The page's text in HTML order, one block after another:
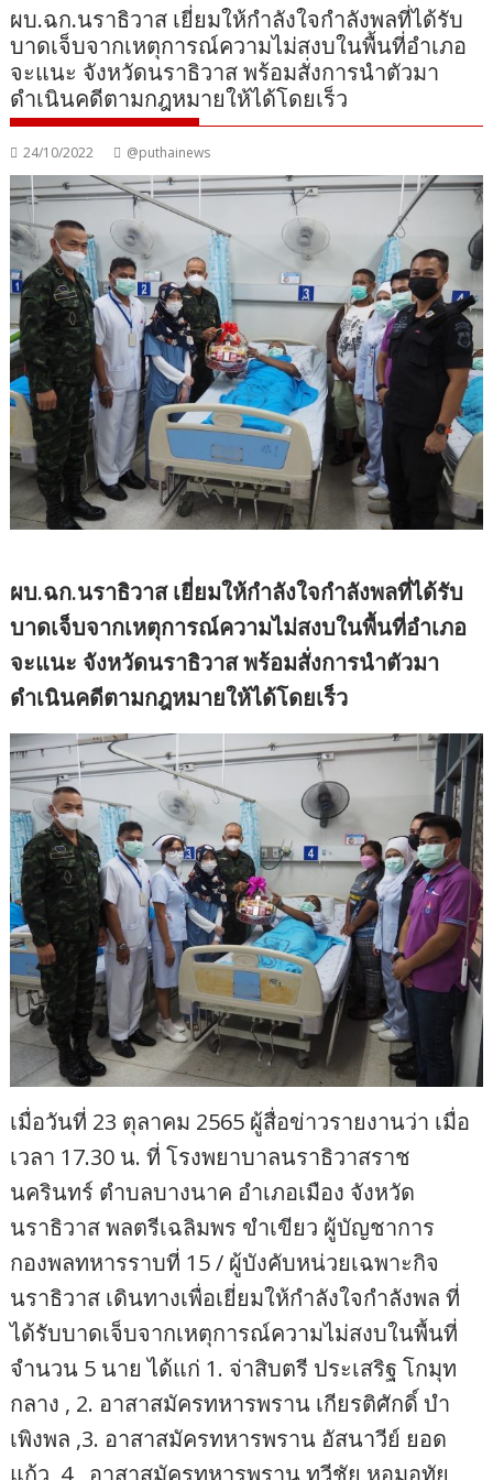
ผบ.ฉก.นราธิวาส เยี่ยมให้กำลังใจกำลังพลที่ได้รับ
บาดเจ็บจากเหตุการณ์ความไม่สงบในพื้นที่อำเภอ
จะแนะ จังหวัดนราธิวาส พร้อมสั่งการนำตัวมา
ดำเนินคดีตามกฎหมายให้ได้โดยเร็ว
24/10/2022 @puthainews
ผบ.ฉก.นราธิวาส เยี่ยมให้กำลังใจกำลังพลที่ได้รับ
บาดเจ็บจากเหตุการณ์ความไม่สงบในพื้นที่อำเภอ
จะแนะ จังหวัดนราธิวาส พร้อมสั่งการนำตัวมา
ดำเนินคดีตามกฎหมายให้ได้โดยเร็ว
เมื่อวันที่ 23 ตุลาคม 2565 ผู้สื่อข่าวรายงานว่า เมื่อ
เวลา 17.30 น. ที่ โรงพยาบาลนราธิวาสราช
นครินทร์ ตำบลบางนาค อำเภอเมือง จังหวัด
นราธิวาส พลตรีเฉลิมพร ขำเขียว ผู้บัญชาการ
กองพลทหารราบที่ 15 / ผู้บังคับหน่วยเฉพาะกิจ
นราธิวาส เดินทางเพื่อเยี่ยมให้กำลังใจกำลังพล ที่
ได้รับบาดเจ็บจากเหตุการณ์ความไม่สงบในพื้นที่
จำนวน 5 นาย ได้แก่ 1. จ่าสิบตรี ประเสริฐ โกมุท
กลาง , 2. อาสาสมัครทหารพราน เกียรติศักดิ์ บำ
เพิงพล ,3. อาสาสมัครทหารพราน อัสนาวีย์ ยอด